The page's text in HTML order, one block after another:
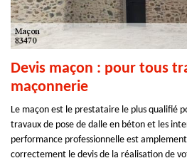
Devis maçon : pour tous
maçonnerie
Le maçon est le prestataire le plus qualifié
travaux de pose de dalle en béton et les
performance professionnelle est
correctement le devis de la réalisation de